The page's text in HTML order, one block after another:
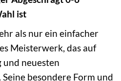
ist
als nur ein einfacher
Meisterwerk, das auf
neuesten
besondere Form und